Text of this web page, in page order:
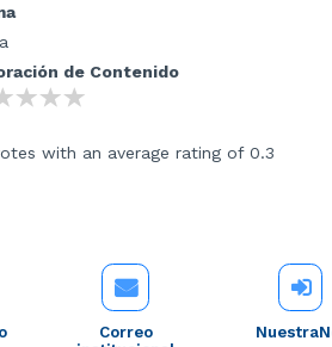
de Contenido
with an average rating of 0.3
Correo